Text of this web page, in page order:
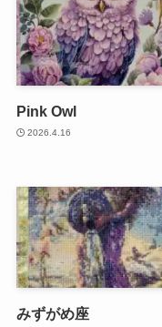
Pink Owl
2026.4.16
みずがめ座